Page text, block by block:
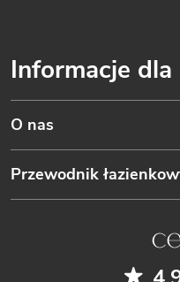
Informacje dla
O nas
Przewodnik